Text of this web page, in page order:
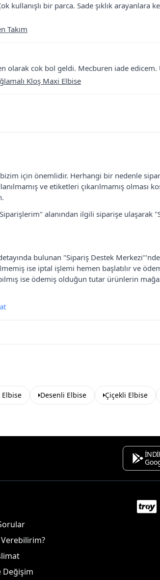
kullanışlı bir parca. Sade şıklık arayanlara
Takım
olarak cok bol geldi. Mecburen iade edicem.
Kloş Maxi Elbise
için önemlidir. Herhangi bir nedenle
ve etiketleri çıkarılmamış olması
alanından ilgili siparişe ulaşarak
bulunan "Sipariş Destek
ise iptal işlemi hemen başlatılır ve
ise ödemiş olduğun tutar ürünlerin
Elbise Desenli Elbise Çiçekli Elbise
Verebilirim?
Değişim